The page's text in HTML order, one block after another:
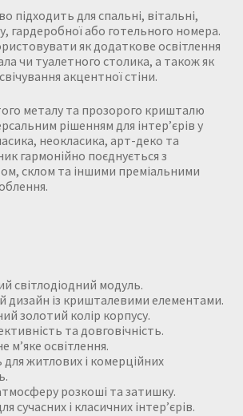
підходить для спальні, вітальні,
гардеробної або готельного номера.
як додаткове освітлення
чи туалетного столика, а також як
акцентної стіни.
металу та прозорого кришталю
рішенням для інтер’єрів у
неокласика, арт-деко та
гармонійно поєднується з
склом та іншими преміальними
світлодіодний модуль.
дизайн із кришталевими елементами.
золотий колір корпусу.
та довговічність.
м’яке освітлення.
для житлових і комерційних
розкоші та затишку.
сучасних і класичних інтер’єрів.